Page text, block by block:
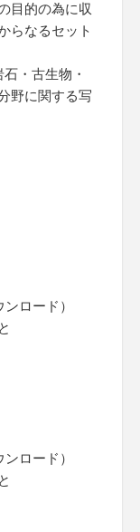
目的の為に収
らなるセット
・古生物・
野に関する写
ロード）
ロード）